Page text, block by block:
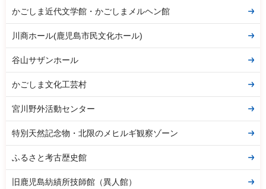
かごしま近代文学館・かごしまメルヘン館
川商ホール(鹿児島市民文化ホール)
谷山サザンホール
かごしま文化工芸村
宮川野外活動センター
特別天然記念物・北限のメヒルギ観察ゾーン
ふるさと考古歴史館
旧鹿児島紡績所技師館（異人館）